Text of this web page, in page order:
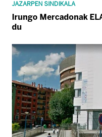
JAZARPEN SINDIKALA
Irungo Mercadonak
du